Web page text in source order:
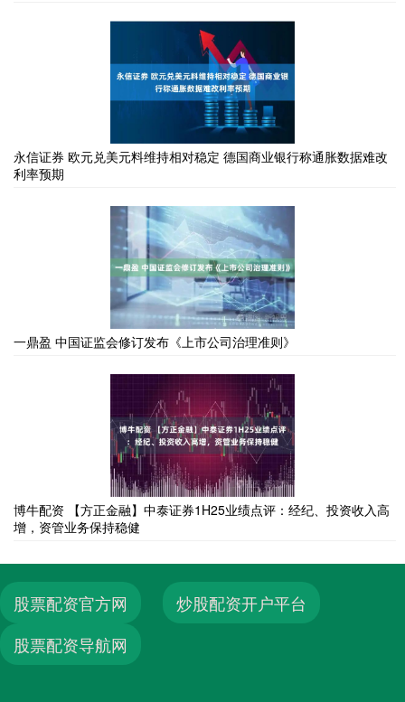
永信证券 欧元兑美元料维持相对稳定 德国商业银行称通胀数据难改
利率预期
一鼎盈 中国证监会修订发布《上市公司治理准则》
博牛配资 【方正金融】中泰证券1H25业绩点评：经纪、投资收入高
增，资管业务保持稳健
股票配资官方网
炒股配资开户平台
股票配资导航网